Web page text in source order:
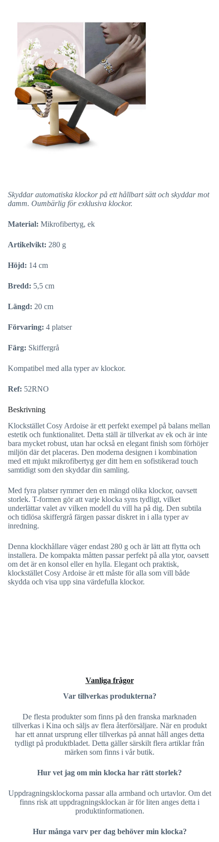
Skyddar automatiska klockor på ett hållbart sätt och skyddar mot
damm. Oumbärlig för exklusiva klockor.
Material: Mikrofibertyg, ek
Artikelvikt: 280 g
Höjd: 14 cm
Bredd: 5,5 cm
Längd: 20 cm
Förvaring: 4 platser
Färg: Skiffergrå
Kompatibel med alla typer av klockor.
Ref: 52RNO
Beskrivning
Klockstället Cosy Ardoise är ett perfekt exempel på balans mellan
estetik och funktionalitet. Detta ställ är tillverkat av ek och är inte
bara mycket robust, utan har också en elegant finish som förhöjer
miljön där det placeras. Den moderna designen i kombination
med ett mjukt mikrofibertyg ger ditt hem en sofistikerad touch
samtidigt som den skyddar din samling.
Med fyra platser rymmer den en mängd olika klockor, oavsett
storlek. T-formen gör att varje klocka syns tydligt, vilket
underlättar valet av vilken modell du vill ha på dig. Den subtila
och tidlösa skiffergrå färgen passar diskret in i alla typer av
inredning.
Denna klockhållare väger endast 280 g och är lätt att flytta och
installera. De kompakta måtten passar perfekt på alla ytor, oavsett
om det är en konsol eller en hylla. Elegant och praktisk,
klockstället Cosy Ardoise är ett måste för alla som vill både
skydda och visa upp sina värdefulla klockor.
Vanliga frågor
Var tillverkas produkterna?
De flesta produkter som finns på den franska marknaden
tillverkas i Kina och säljs av flera återförsäljare. När en produkt
har ett annat ursprung eller tillverkas på annat håll anges detta
tydligt på produktbladet. Detta gäller särskilt flera artiklar från
märken som finns i vår butik.
Hur vet jag om min klocka har rätt storlek?
Uppdragningsklockorna passar alla armband och urtavlor. Om det
finns risk att uppdragningsklockan är för liten anges detta i
produktinformationen.
Hur många varv per dag behöver min klocka?